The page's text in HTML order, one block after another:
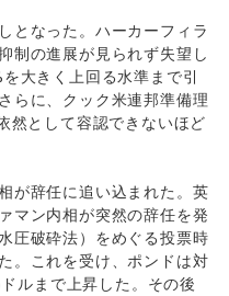
となった。ハーカーフィラ
制の進展が見られず失望し
大きく上回る水準まで引
らに、クック米連邦準備理
然として容認できないほど
が辞任に追い込まれた。英
マン内相が突然の辞任を発
圧破砕法）をめぐる投票時
。これを受け、ポンドは対
ルまで上昇した。その後